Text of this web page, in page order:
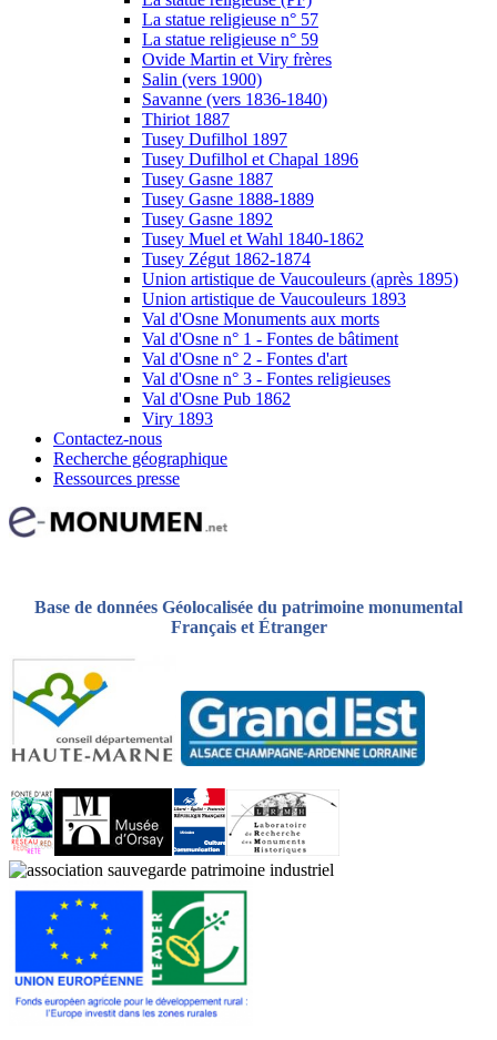
La statue religieuse n° 57
La statue religieuse n° 59
Ovide Martin et Viry frères
Salin (vers 1900)
Savanne (vers 1836-1840)
Thiriot 1887
Tusey Dufilhol 1897
Tusey Dufilhol et Chapal 1896
Tusey Gasne 1887
Tusey Gasne 1888-1889
Tusey Gasne 1892
Tusey Muel et Wahl 1840-1862
Tusey Zégut 1862-1874
Union artistique de Vaucouleurs (après 1895)
Union artistique de Vaucouleurs 1893
Val d'Osne Monuments aux morts
Val d'Osne n° 1 - Fontes de bâtiment
Val d'Osne n° 2 - Fontes d'art
Val d'Osne n° 3 - Fontes religieuses
Val d'Osne Pub 1862
Viry 1893
Contactez-nous
Recherche géographique
Ressources presse
Base de données Géolocalisée du patrimoine monumental
Français et Étranger